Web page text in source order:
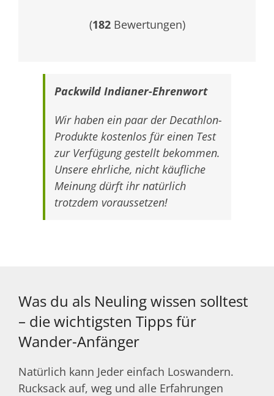
(182Bewertungen)
Packwild Indianer-Ehrenwort
Wir haben ein paar der Decathlon-
Produkte kostenlos für einen Test
zur Verfügung gestellt bekommen.
Unsere ehrliche, nicht käufliche
Meinung dürft ihr natürlich
trotzdem voraussetzen!
Was du als Neuling wissen solltest
– die wichtigsten Tipps für
Wander-Anfänger
Natürlich kann Jeder einfach Loswandern.
Rucksack auf, weg und alle Erfahrungen